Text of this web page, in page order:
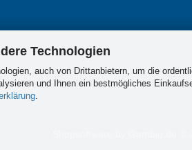
Technologien
auch von Drittanbietern, um die
und Ihnen ein bestmögliches